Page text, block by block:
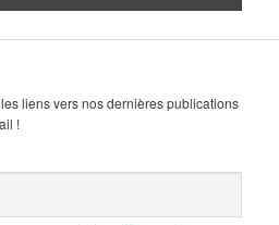
liens vers nos dernières publications
!